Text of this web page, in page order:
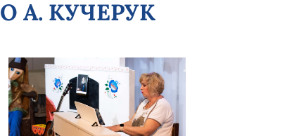
А. КУЧЕРУК